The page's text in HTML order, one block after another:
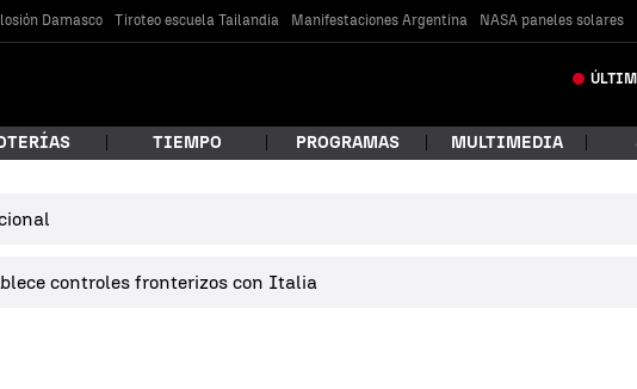
Damasco Tiroteo escuela Tailandia Manifestaciones Argentina NASA paneles solares
buscando?
TIEMPO PROGRAMAS MULTIMEDIA
controles fronterizos con Italia